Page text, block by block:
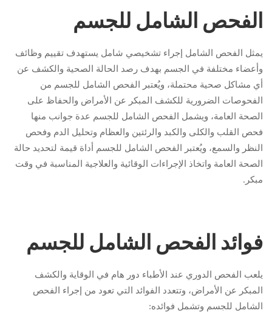
الفحص الشامل للجسم
يمثل الفحص الشامل إجراء تشخيصي شامل يستهدف تقييم وظائف
وأعضاء مختلفة في الجسم بهدف رصد الحالة الصحية والكشف عن
أي مشاكل صحية محتملة، ويُعتبر الفحص الشامل للجسم من
الفحوصات الضرورية للكشف المبكر عن الأمراض والحفاظ على
الصحة العامة، ويشمل الفحص الشامل للجسم عدة جوانب منها
فحص القلب والكلى والكبد والرئتين والعظام وتحليل الدم وفحص
النظر والسمع، ويُعتبر الفحص الشامل للجسم أداة قيمة لتحديد حالة
الصحة العامة واتخاذ الإجراءات الوقائية والعلاجية المناسبة في وقت
مبكر.
فوائد الفحص الشامل للجسم
يلعب الفحص الدوري عند الأطباء دور هام في الوقاية والكشف
المبكر عن الأمراض، وتتعدد الفوائد التي تعود من إجراء الفحص
الشامل للجسم وتشمل فوائده: